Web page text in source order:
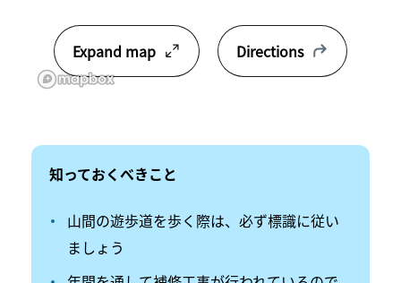
Expand map Directions
知って​おくべきこと
山間の遊歩道を歩く際は、必ず標識に従い
ましょう